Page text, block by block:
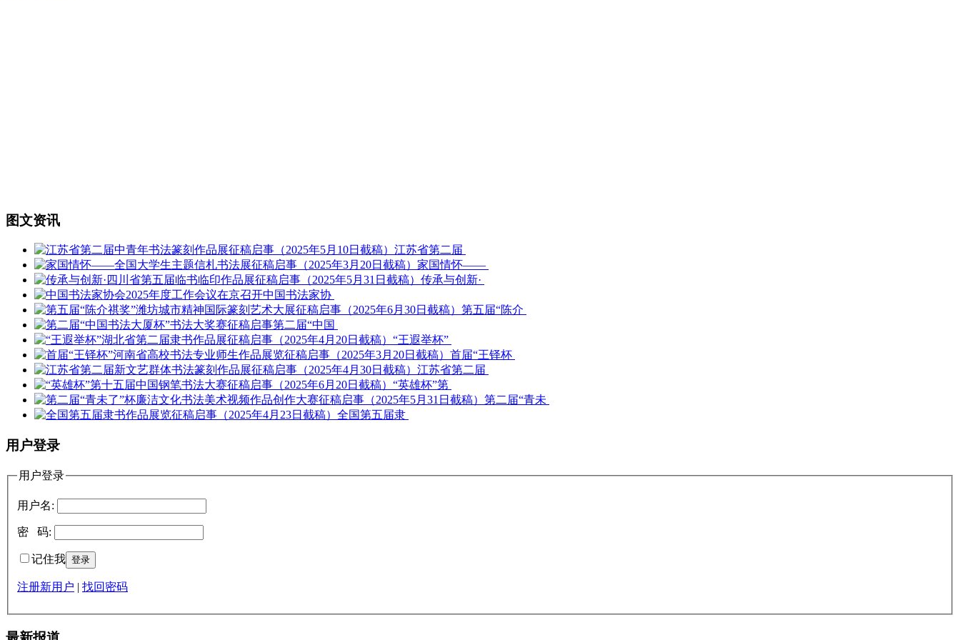
图文资讯
江苏省第二届
家国情怀——
传承与创新·
中国书法家协
第五届“陈介
第二届“中国
“王遐举杯”
首届“王铎杯
江苏省第二届
“英雄杯”第
第二届“青未
全国第五届隶
用户登录
用户登录
用户名:
密 码:
记住我
注册新用户 找回密码